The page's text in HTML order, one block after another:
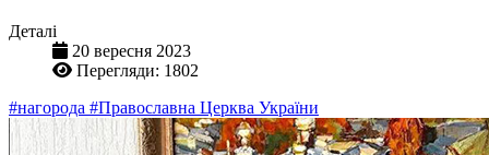
Деталі
20 вересня 2023
Перегляди: 1802
#нагорода #Православна Церква України